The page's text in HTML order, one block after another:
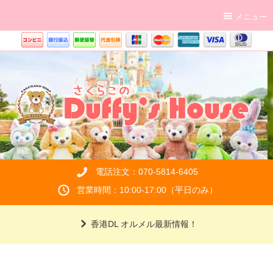
メニュー
電話注文：070-5814-6405
営業時間：10:00-17:00（平日のみ）
香港DL オルメル最新情報！